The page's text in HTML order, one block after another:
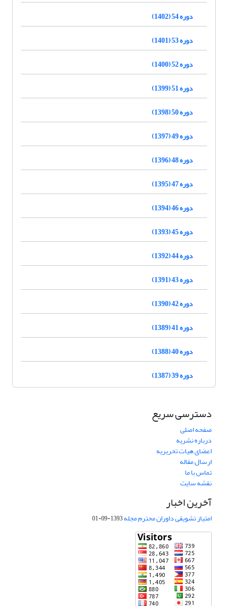
دوره 54 (1402)
دوره 53 (1401)
دوره 52 (1400)
دوره 51 (1399)
دوره 50 (1398)
دوره 49 (1397)
دوره 48 (1396)
دوره 47 (1395)
دوره 46 (1394)
دوره 45 (1393)
دوره 44 (1392)
دوره 43 (1391)
دوره 42 (1390)
دوره 41 (1389)
دوره 40 (1388)
دوره 39 (1387)
دسترسی سریع
صفحه اصلی
درباره نشریه
اعضای هیات تحریریه
ارسال مقاله
تماس با ما
نقشه سایت
آخرین اخبار
امتیاز تشویقی داوران محترم مجله1393-09-01